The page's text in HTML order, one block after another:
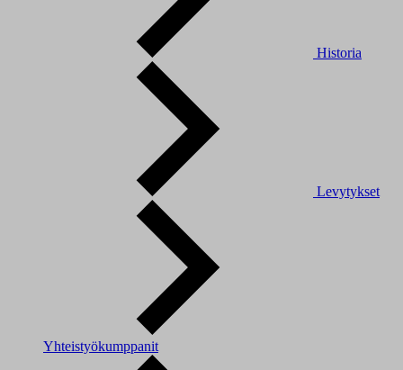
Historia
Levytykset
Yhteistyökumppanit